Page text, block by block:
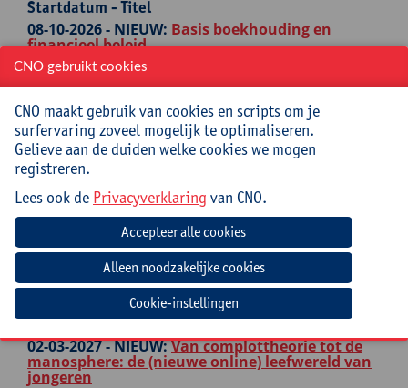
Startdatum - Titel
08-10-2026 - NIEUW: Basis boekhouding en
financieel beleid
18-11-2026 -Excel voor beginners
25-02-2027 -Excel voor gevorderden
03-05-2027 -Excel voor experten
ONDERWIJSKUNDIG LEIDERSCHAP
Startdatum - Titel
27-10-2026 -NIEUW:Onderwijskundig
leiderschap met impact
Futiliteitsidee bij jongeren: wat kan
je doen als leerkracht om dit te doorbreken?
02-03-2027 -NIEUW:Van complottheorie tot de
manosphere: de (nieuwe online) leefwereld van
jongeren
CNO gebruikt cookies
CNO maakt gebruik van cookies en scripts om je
surfervaring zoveel mogelijk te optimaliseren.
Gelieve aan de duiden welke cookies we mogen
registreren.
Lees ook de Privacyverklaring van CNO.
Cookie-instellingen